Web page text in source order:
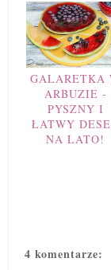
GALARETKA
ARBUZIE -
PYSZNY I
ŁATWY
NA LATO!
4 komentarze: